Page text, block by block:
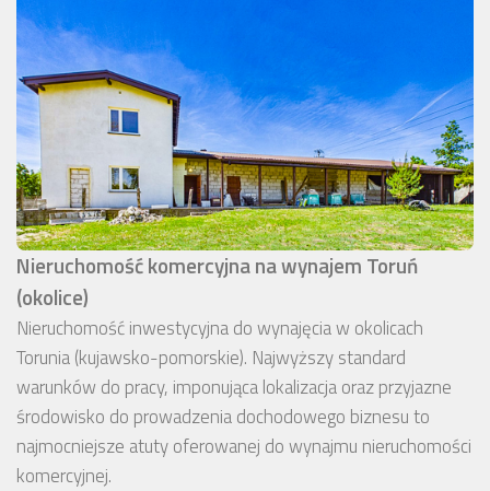
Nieruchomość komercyjna na wynajem Toruń
(okolice)
Nieruchomość inwestycyjna do wynajęcia w okolicach
Torunia (kujawsko-pomorskie). Najwyższy standard
warunków do pracy, imponująca lokalizacja oraz przyjazne
środowisko do prowadzenia dochodowego biznesu to
najmocniejsze atuty oferowanej do wynajmu nieruchomości
komercyjnej.